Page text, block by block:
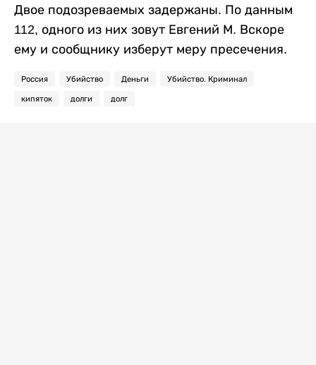
Двое подозреваемых задержаны. По данным
112, одного из них зовут Евгений М. Вскоре
ему и сообщнику изберут меру пресечения.
Россия Убийство Деньги Убийство. Криминал
кипяток долги долг